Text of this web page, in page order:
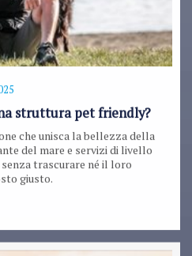
struttura pet friendly?
che unisca la bellezza della
del mare e servizi di livello
trascurare né il loro
giusto.